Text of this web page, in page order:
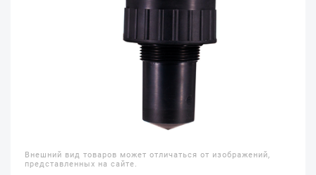
Внешний вид товаров может отличаться от изображений,
представленных на сайте.